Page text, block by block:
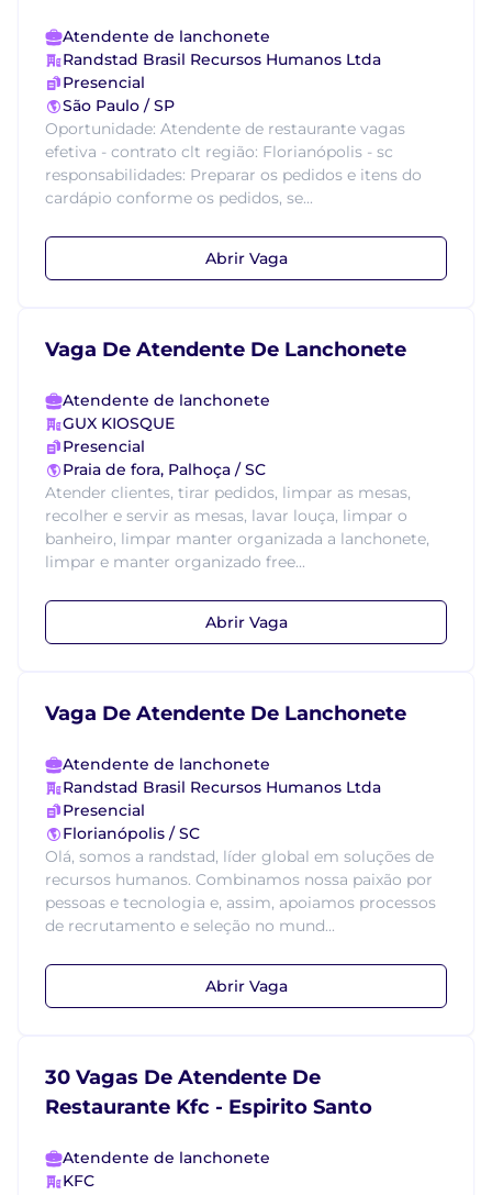
Atendente de lanchonete
Randstad Brasil Recursos Humanos Ltda
Presencial
São Paulo / SP
Oportunidade: Atendente de restaurante vagas
efetiva - contrato clt região: Florianópolis - sc
responsabilidades: Preparar os pedidos e itens do
cardápio conforme os pedidos, se...
Abrir Vaga
Vaga De Atendente De Lanchonete
Atendente de lanchonete
GUX KIOSQUE
Presencial
Praia de fora, Palhoça / SC
Atender clientes, tirar pedidos, limpar as mesas,
recolher e servir as mesas, lavar louça, limpar o
banheiro, limpar manter organizada a lanchonete,
limpar e manter organizado free...
Abrir Vaga
Vaga De Atendente De Lanchonete
Atendente de lanchonete
Randstad Brasil Recursos Humanos Ltda
Presencial
Florianópolis / SC
Olá, somos a randstad, líder global em soluções de
recursos humanos. Combinamos nossa paixão por
pessoas e tecnologia e, assim, apoiamos processos
de recrutamento e seleção no mund...
Abrir Vaga
30 Vagas De Atendente De
Restaurante Kfc - Espirito Santo
Atendente de lanchonete
KFC